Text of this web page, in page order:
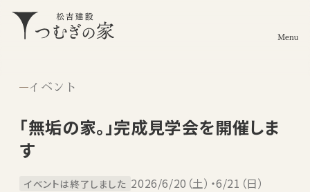
Menu
イベント
「無垢の家。」完成見学会を開催しま
す
イベントは終了しました 2026/6/20（土）・6/21（日）